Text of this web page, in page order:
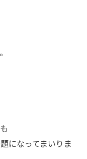
になってまいりま